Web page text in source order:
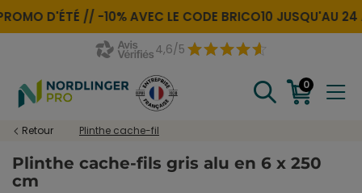
D'ÉTÉ //-10% AVEC LE CODEBRICO10JUSQU'AU 24
4,6/5
0
Retour Plinthe cache-fil
Plinthe cache-fils gris alu en 6 x 250
cm